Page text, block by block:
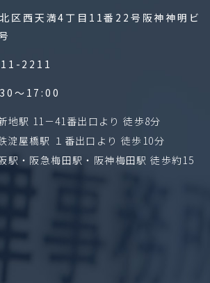
区西天満4丁目11番22号阪神神明ビ
2211
〜17:00
地駅 11－41番出口より 徒歩8分
淀屋橋駅 １番出口より 徒歩10分
駅・阪急梅田駅・阪神梅田駅 徒歩約15